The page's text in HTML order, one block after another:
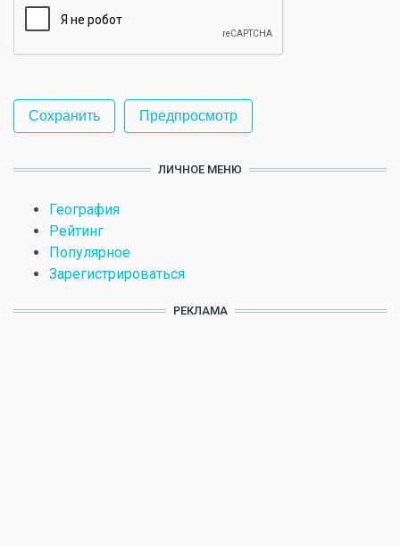
ЛИЧНОЕ МЕНЮ
География
Рейтинг
Популярное
Зарегистрироваться
РЕКЛАМА